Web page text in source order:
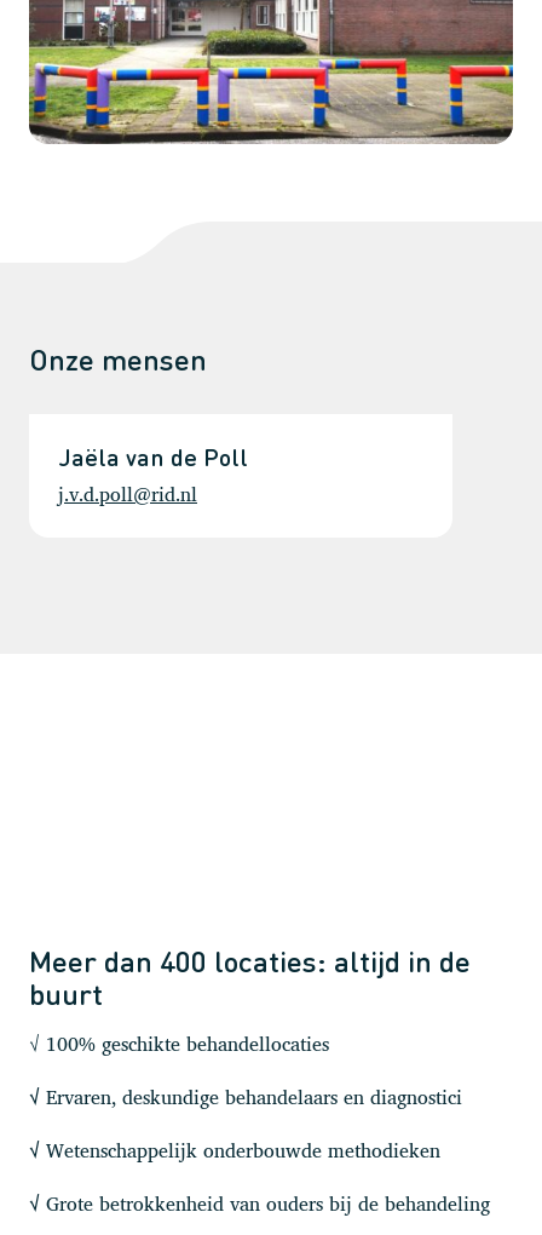
Onze mensen
Jaëla van de Poll
j.v.d.poll@rid.nl
Meer dan 400 locaties: altijd in de
buurt
√ 100% geschikte behandellocaties
√ Ervaren, deskundige behandelaars en diagnostici
√ Wetenschappelijk onderbouwde methodieken
√ Grote betrokkenheid van ouders bij de behandeling